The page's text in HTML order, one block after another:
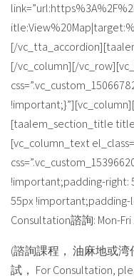
[/
[/vc_column][/
[taalem_section_title
[vc_column_text
!important;padding-
55px
Consultation諮詢: Mon-Fri
(諮詢課程， 油麻地或
試， For Consultation,